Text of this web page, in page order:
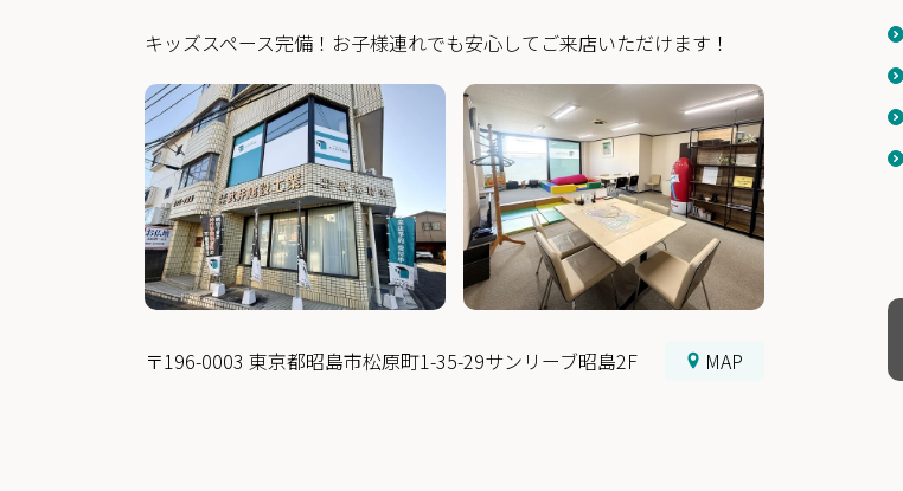
キッズスペース完備！お子様連れでも安心してご来店いただけます！
〒196-0003 東京都昭島市松原町1-35-29サンリーブ昭島2F MAP